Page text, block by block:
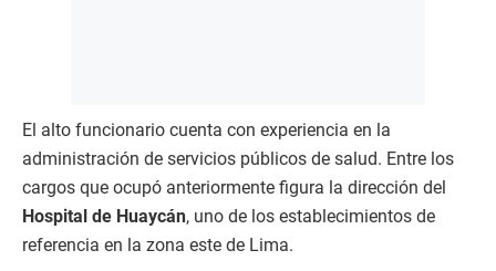
El alto funcionario cuenta con experiencia en la
administración de servicios públicos de salud. Entre los
cargos que ocupó anteriormente figura la dirección del
Hospital de Huaycán, uno de los establecimientos de
referencia en la zona este de Lima.